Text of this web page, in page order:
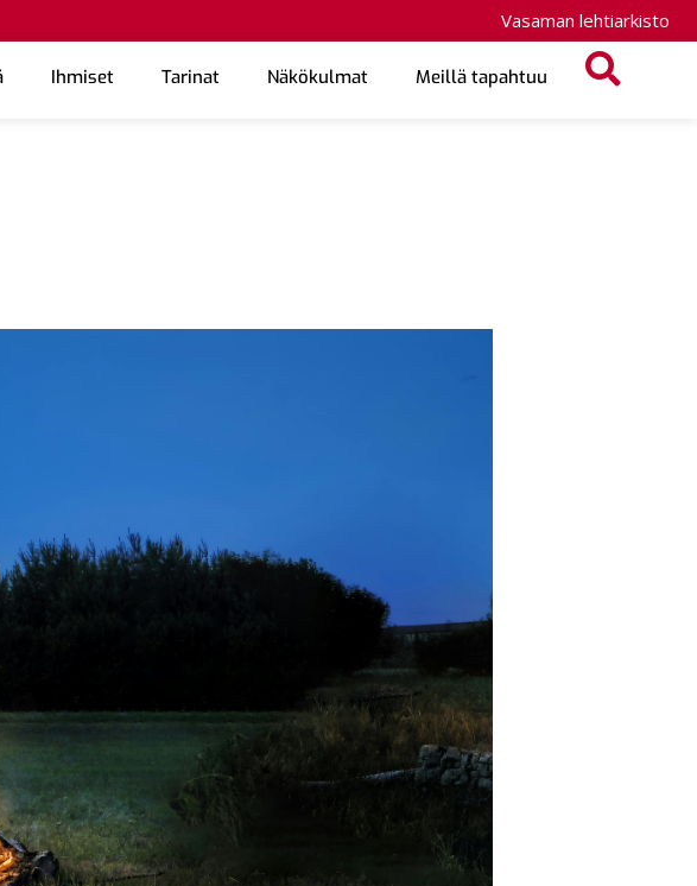
Vasaman lehtiarkisto
Ihmiset Tarinat Näkökulmat Meillä tapahtuu